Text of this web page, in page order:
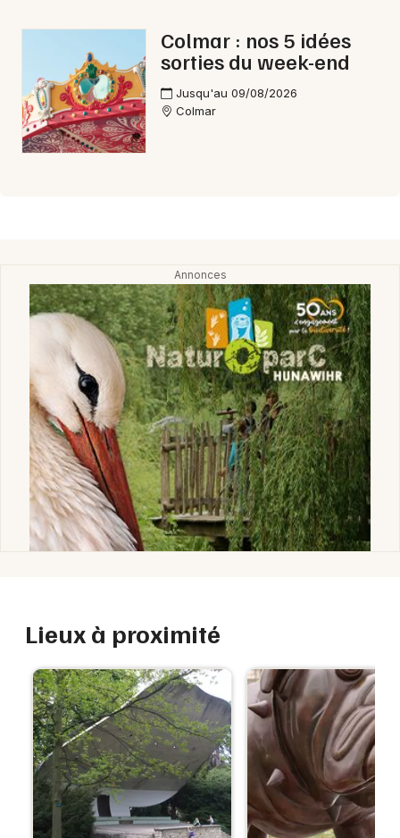
Colmar : nos 5 idées
sorties du week-end
Jusqu'au 09/08/2026
Colmar
Lieux à proximité